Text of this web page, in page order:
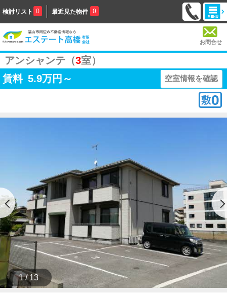
検討リスト 0 最近見た物件 0
お問合せ
アンシャンテ（3室）
賃料 5.9万円～ 空室情報を確認
1 / 13